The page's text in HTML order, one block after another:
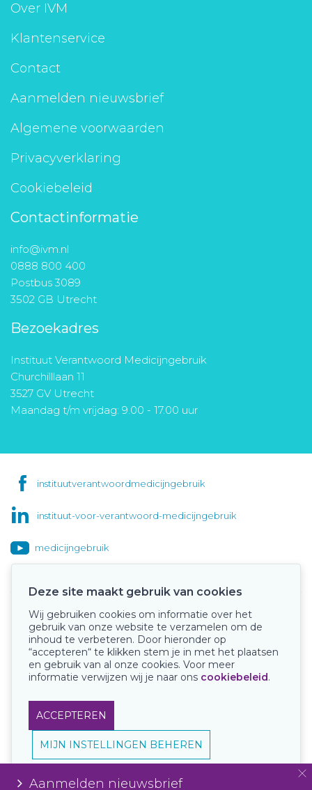
Over IVM
Klantenservice
Contact
Aanmelden nieuwsbrief
Algemene voorwaarden
Privacyverklaring
Cookiebeleid
Contactinformatie
info@ivm.nl
0888 800 400
Postbus 3089
3502 GB Utrecht
Bezoekadres
Instituut Verantwoord Medicijngebruik
Churchilllaan 11
3527 GV Utrecht
Maandag t/m vrijdag: 9.00 - 17.00 uur
instituutverantwoordmedicijngebruik
instituut-voor-verantwoord-medicijngebruik
medicijngebruik
Onze keurmerken
Aanmelden nieuwsbrief
Deze site maakt gebruik van cookies
Wij gebruiken cookies om informatie over het
gebruik van onze website te verzamelen om de
inhoud te verbeteren. Door hieronder op
“accepteren“ te klikken stem je in met het plaatsen
en gebruik van al onze cookies. Voor meer
informatie verwijzen wij je naar ons cookiebeleid.
ACCEPTEREN
MIJN INSTELLINGEN BEHEREN